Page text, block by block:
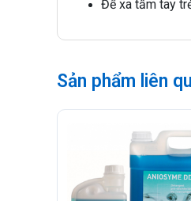
Để xa tầm tay
Sản phẩm liên